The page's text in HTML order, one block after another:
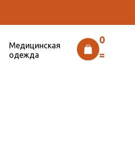
Медицинская
одежда
0
=